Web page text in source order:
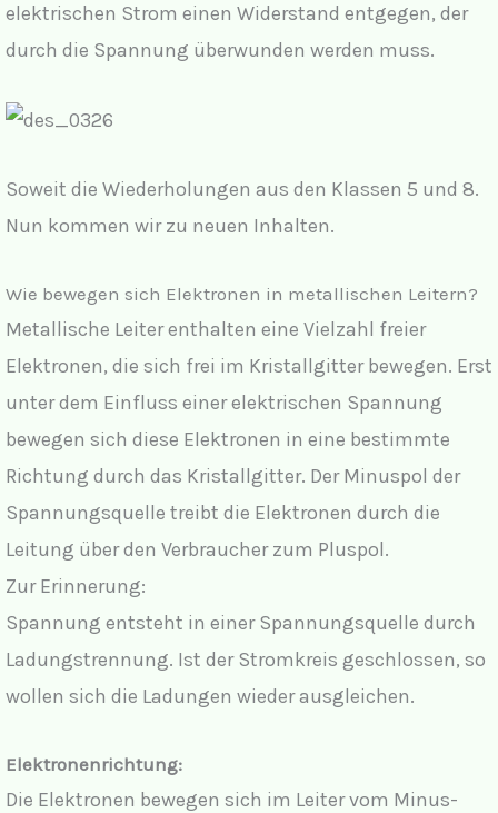
elektrischen Strom einen Widerstand entgegen, der
durch die Spannung überwunden werden muss.
Soweit die Wiederholungen aus den Klassen 5 und 8.
Nun kommen wir zu neuen Inhalten.
Wie bewegen sich Elektronen in metallischen Leitern?
Metallische Leiter enthalten eine Vielzahl freier
Elektronen, die sich frei im Kristallgitter bewegen. Erst
unter dem Einfluss einer elektrischen Spannung
bewegen sich diese Elektronen in eine bestimmte
Richtung durch das Kristallgitter. Der Minuspol der
Spannungsquelle treibt die Elektronen durch die
Leitung über den Verbraucher zum Pluspol.
Zur Erinnerung:
Spannung entsteht in einer Spannungsquelle durch
Ladungstrennung. Ist der Stromkreis geschlossen, so
wollen sich die Ladungen wieder ausgleichen.
Elektronenrichtung:
Die Elektronen bewegen sich im Leiter vom Minus-